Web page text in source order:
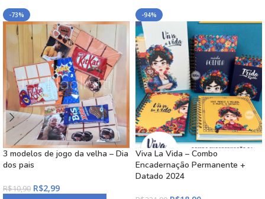
-73%
3 modelos de jogo da velha – Dia
dos pais
R$10,90 R$2,99
-94%
Viva La Vida – Combo
Encadernação Permanente +
Datado 2024